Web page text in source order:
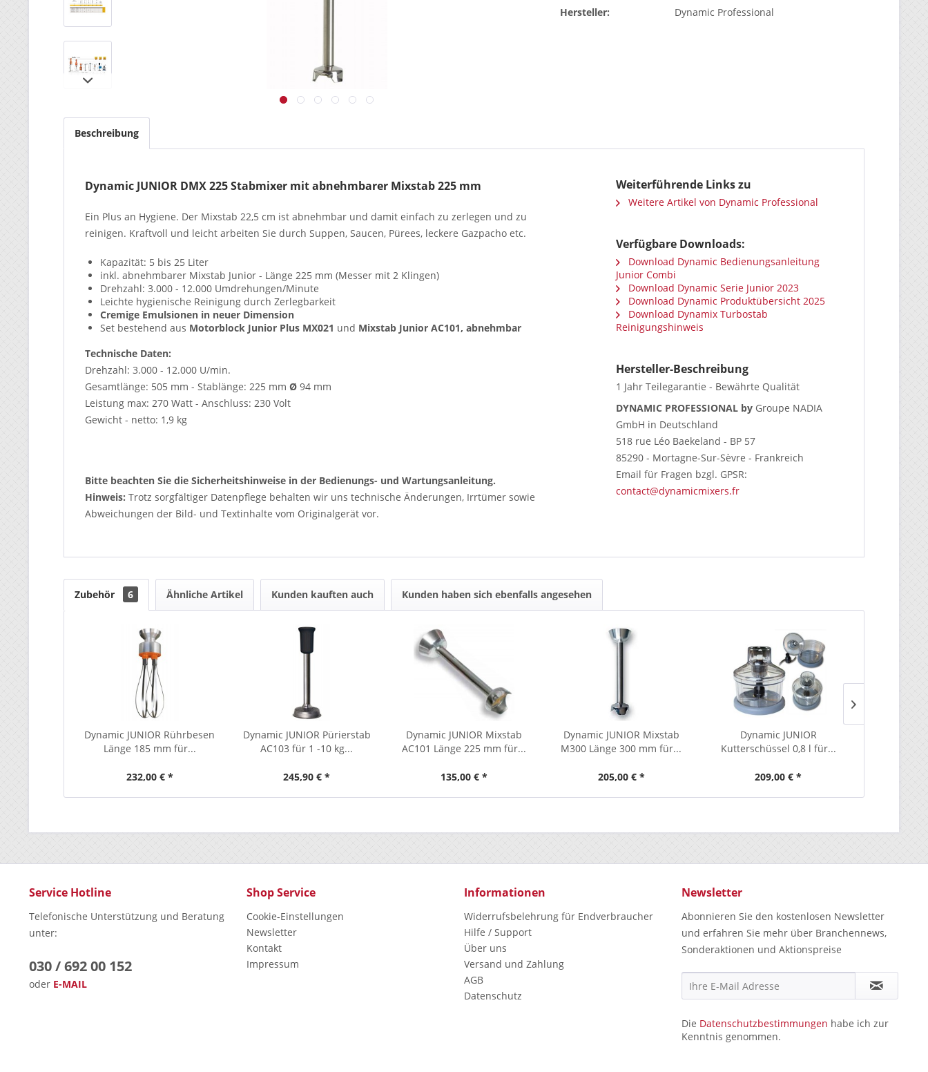
Hersteller:
Dynamic Professional
Beschreibung
Dynamic JUNIOR DMX 225 Stabmixer mit abnehmbarer Mixstab 225 mm
Ein Plus an Hygiene. Der Mixstab 22,5 cm ist abnehmbar und damit einfach zu zerlegen und zu
reinigen. Kraftvoll und leicht arbeiten Sie durch Suppen, Saucen, Pürees, leckere Gazpacho etc.
Kapazität: 5 bis 25 Liter
inkl. abnehmbarer Mixstab Junior - Länge 225 mm (Messer mit 2 Klingen)
Drehzahl: 3.000 - 12.000 Umdrehungen/Minute
Leichte hygienische Reinigung durch Zerlegbarkeit
Cremige Emulsionen in neuer Dimension
Set bestehend aus Motorblock Junior Plus MX021 und Mixstab Junior AC101, abnehmbar
Technische Daten:
Drehzahl: 3.000 - 12.000 U/min.
Gesamtlänge: 505 mm - Stablänge: 225 mm Ø 94 mm
Leistung max: 270 Watt - Anschluss: 230 Volt
Gewicht - netto: 1,9 kg
Bitte beachten Sie die Sicherheitshinweise in der Bedienungs- und Wartungsanleitung.
Hinweis: Trotz sorgfältiger Datenpflege behalten wir uns technische Änderungen, Irrtümer sowie
Abweichungen der Bild- und Textinhalte vom Originalgerät vor.
Weiterführende Links zu
Weitere Artikel von Dynamic Professional
Verfügbare Downloads:
Download Dynamic Bedienungsanleitung
Junior Combi
Download Dynamic Serie Junior 2023
Download Dynamic Produktübersicht 2025
Download Dynamix Turbostab
Reinigungshinweis
Hersteller-Beschreibung
1 Jahr Teilegarantie - Bewährte Qualität
DYNAMIC PROFESSIONAL by Groupe NADIA
GmbH in Deutschland
518 rue Léo Baekeland - BP 57
85290 - Mortagne-Sur-Sèvre - Frankreich
Email für Fragen bzgl. GPSR:
contact@dynamicmixers.fr
Zubehör 6 Ähnliche Artikel Kunden kauften auch Kunden haben sich ebenfalls angesehen
Dynamic JUNIOR Rührbesen
Länge 185 mm für...
232,00 € *
Dynamic JUNIOR Pürierstab
AC103 für 1 -10 kg...
245,90 € *
Dynamic JUNIOR Mixstab
AC101 Länge 225 mm für...
135,00 € *
Dynamic JUNIOR Mixstab
M300 Länge 300 mm für...
205,00 € *
Dynamic JUNIOR
Kutterschüssel 0,8 l für...
209,00 € *
Service Hotline
Telefonische Unterstützung und Beratung
unter:
030 / 692 00 152
oder E-MAIL
Shop Service
Cookie-Einstellungen
Newsletter
Kontakt
Impressum
Informationen
Widerrufsbelehrung für Endverbraucher
Hilfe / Support
Über uns
Versand und Zahlung
AGB
Datenschutz
Newsletter
Abonnieren Sie den kostenlosen Newsletter
und erfahren Sie mehr über Branchennews,
Sonderaktionen und Aktionspreise
Die Datenschutzbestimmungen habe ich zur
Kenntnis genommen.